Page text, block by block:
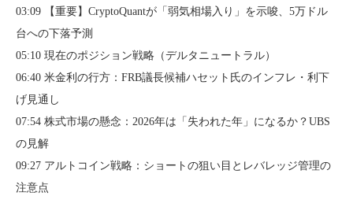
03:09 【重要】CryptoQuantが「弱気相場入り」を示唆、5万ドル
台への下落予測
05:10 現在のポジション戦略（デルタニュートラル）
06:40 米金利の行方：FRB議長候補ハセット氏のインフレ・利下
げ見通し
07:54 株式市場の懸念：2026年は「失われた年」になるか？UBS
の見解
09:27 アルトコイン戦略：ショートの狙い目とレバレッジ管理の
注意点